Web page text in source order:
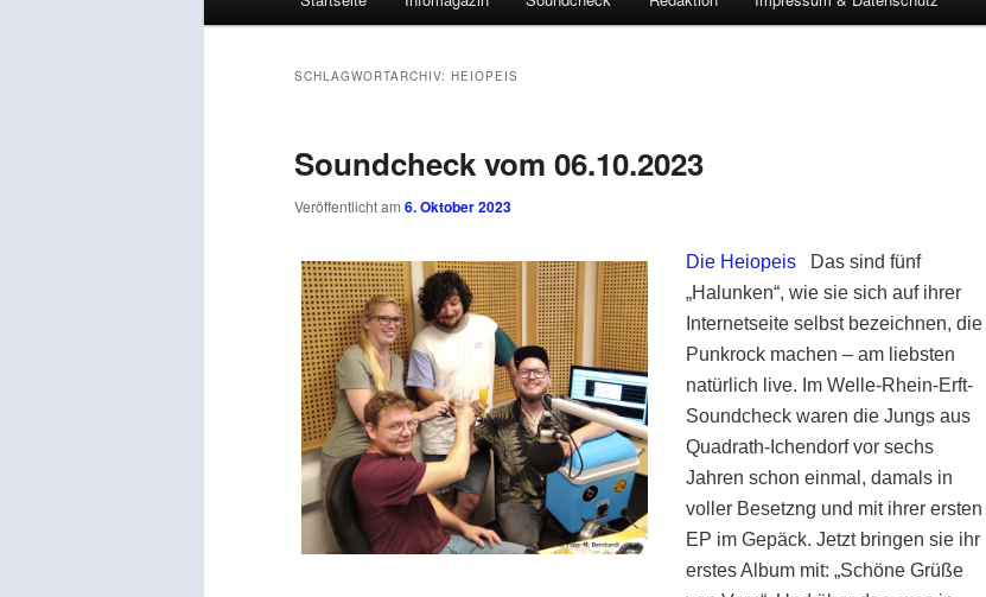
SCHLAGWORTARCHIV: HEIOPEIS
Soundcheck vom 06.10.2023
Veröffentlicht am 6. Oktober 2023
Die Heiopeis Das sind fünf
„Halunken“, wie sie sich auf ihrer
Internetseite selbst bezeichnen, die
Punkrock machen – am liebsten
natürlich live. Im Welle-Rhein-Erft-
Soundcheck waren die Jungs aus
Quadrath-Ichendorf vor sechs
Jahren schon einmal, damals in
voller Besetzng und mit ihrer ersten
EP im Gepäck. Jetzt bringen sie ihr
erstes Album mit: „Schöne Grüße